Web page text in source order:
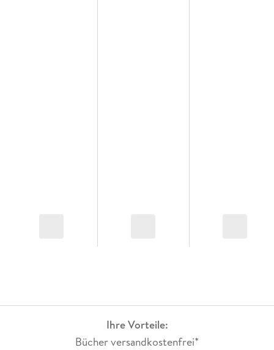
Ihre Vorteile:
Bücher versandkostenfrei*